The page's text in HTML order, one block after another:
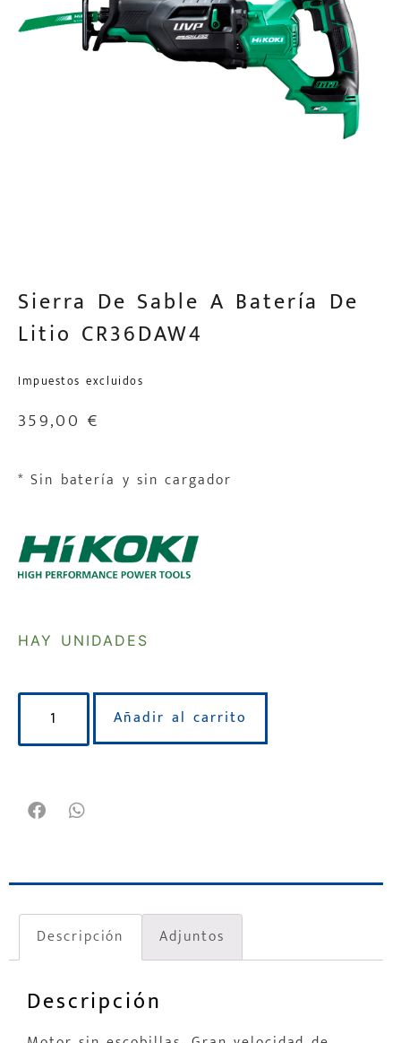
Sierra De Sable A Batería De
Litio CR36DAW4
Impuestos excluidos
359,00€
* Sin batería y sin cargador
HAY UNIDADES
Añadir al carrito
Descripción Adjuntos
Descripción